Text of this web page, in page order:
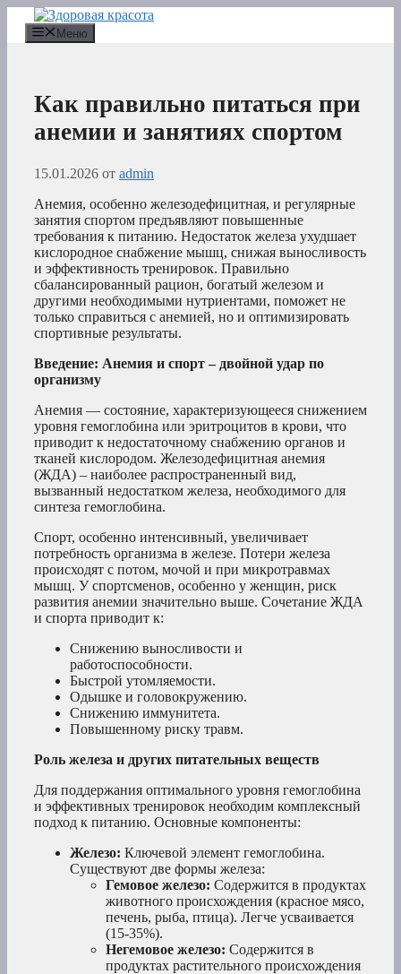
Перейти
содержимому
Меню
Как правильно питаться при
анемии и занятиях спортом
15.01.2026 от admin
Анемия, особенно железодефицитная, и регулярные
занятия спортом предъявляют повышенные
требования к питанию. Недостаток железа ухудшает
кислородное снабжение мышц, снижая выносливость
и эффективность тренировок. Правильно
сбалансированный рацион, богатый железом и
другими необходимыми нутриентами, поможет не
только справиться с анемией, но и оптимизировать
спортивные результаты.
Введение: Анемия и спорт – двойной удар по
организму
Анемия — состояние, характеризующееся снижением
уровня гемоглобина или эритроцитов в крови, что
приводит к недостаточному снабжению органов и
тканей кислородом. Железодефицитная анемия
(ЖДА) – наиболее распространенный вид,
вызванный недостатком железа, необходимого для
синтеза гемоглобина.
Спорт, особенно интенсивный, увеличивает
потребность организма в железе. Потери железа
происходят с потом, мочой и при микротравмах
мышц. У спортсменов, особенно у женщин, риск
развития анемии значительно выше. Сочетание ЖДА
и спорта приводит к:
Снижению выносливости и
работоспособности.
Быстрой утомляемости.
Одышке и головокружению.
Снижению иммунитета.
Повышенному риску травм.
Роль железа и других питательных веществ
Для поддержания оптимального уровня гемоглобина
и эффективных тренировок необходим комплексный
подход к питанию. Основные компоненты:
Железо: Ключевой элемент гемоглобина.
Существуют две формы железа:
Гемовое железо: Содержится в продуктах
животного происхождения (красное мясо,
печень, рыба, птица). Легче усваивается
(15-35%).
Негемовое железо: Содержится в
продуктах растительного происхождения